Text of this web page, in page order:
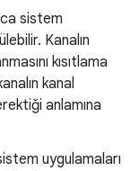
sistem
Kanalın
kısıtlama
kanal
anlamına
uygulamaları